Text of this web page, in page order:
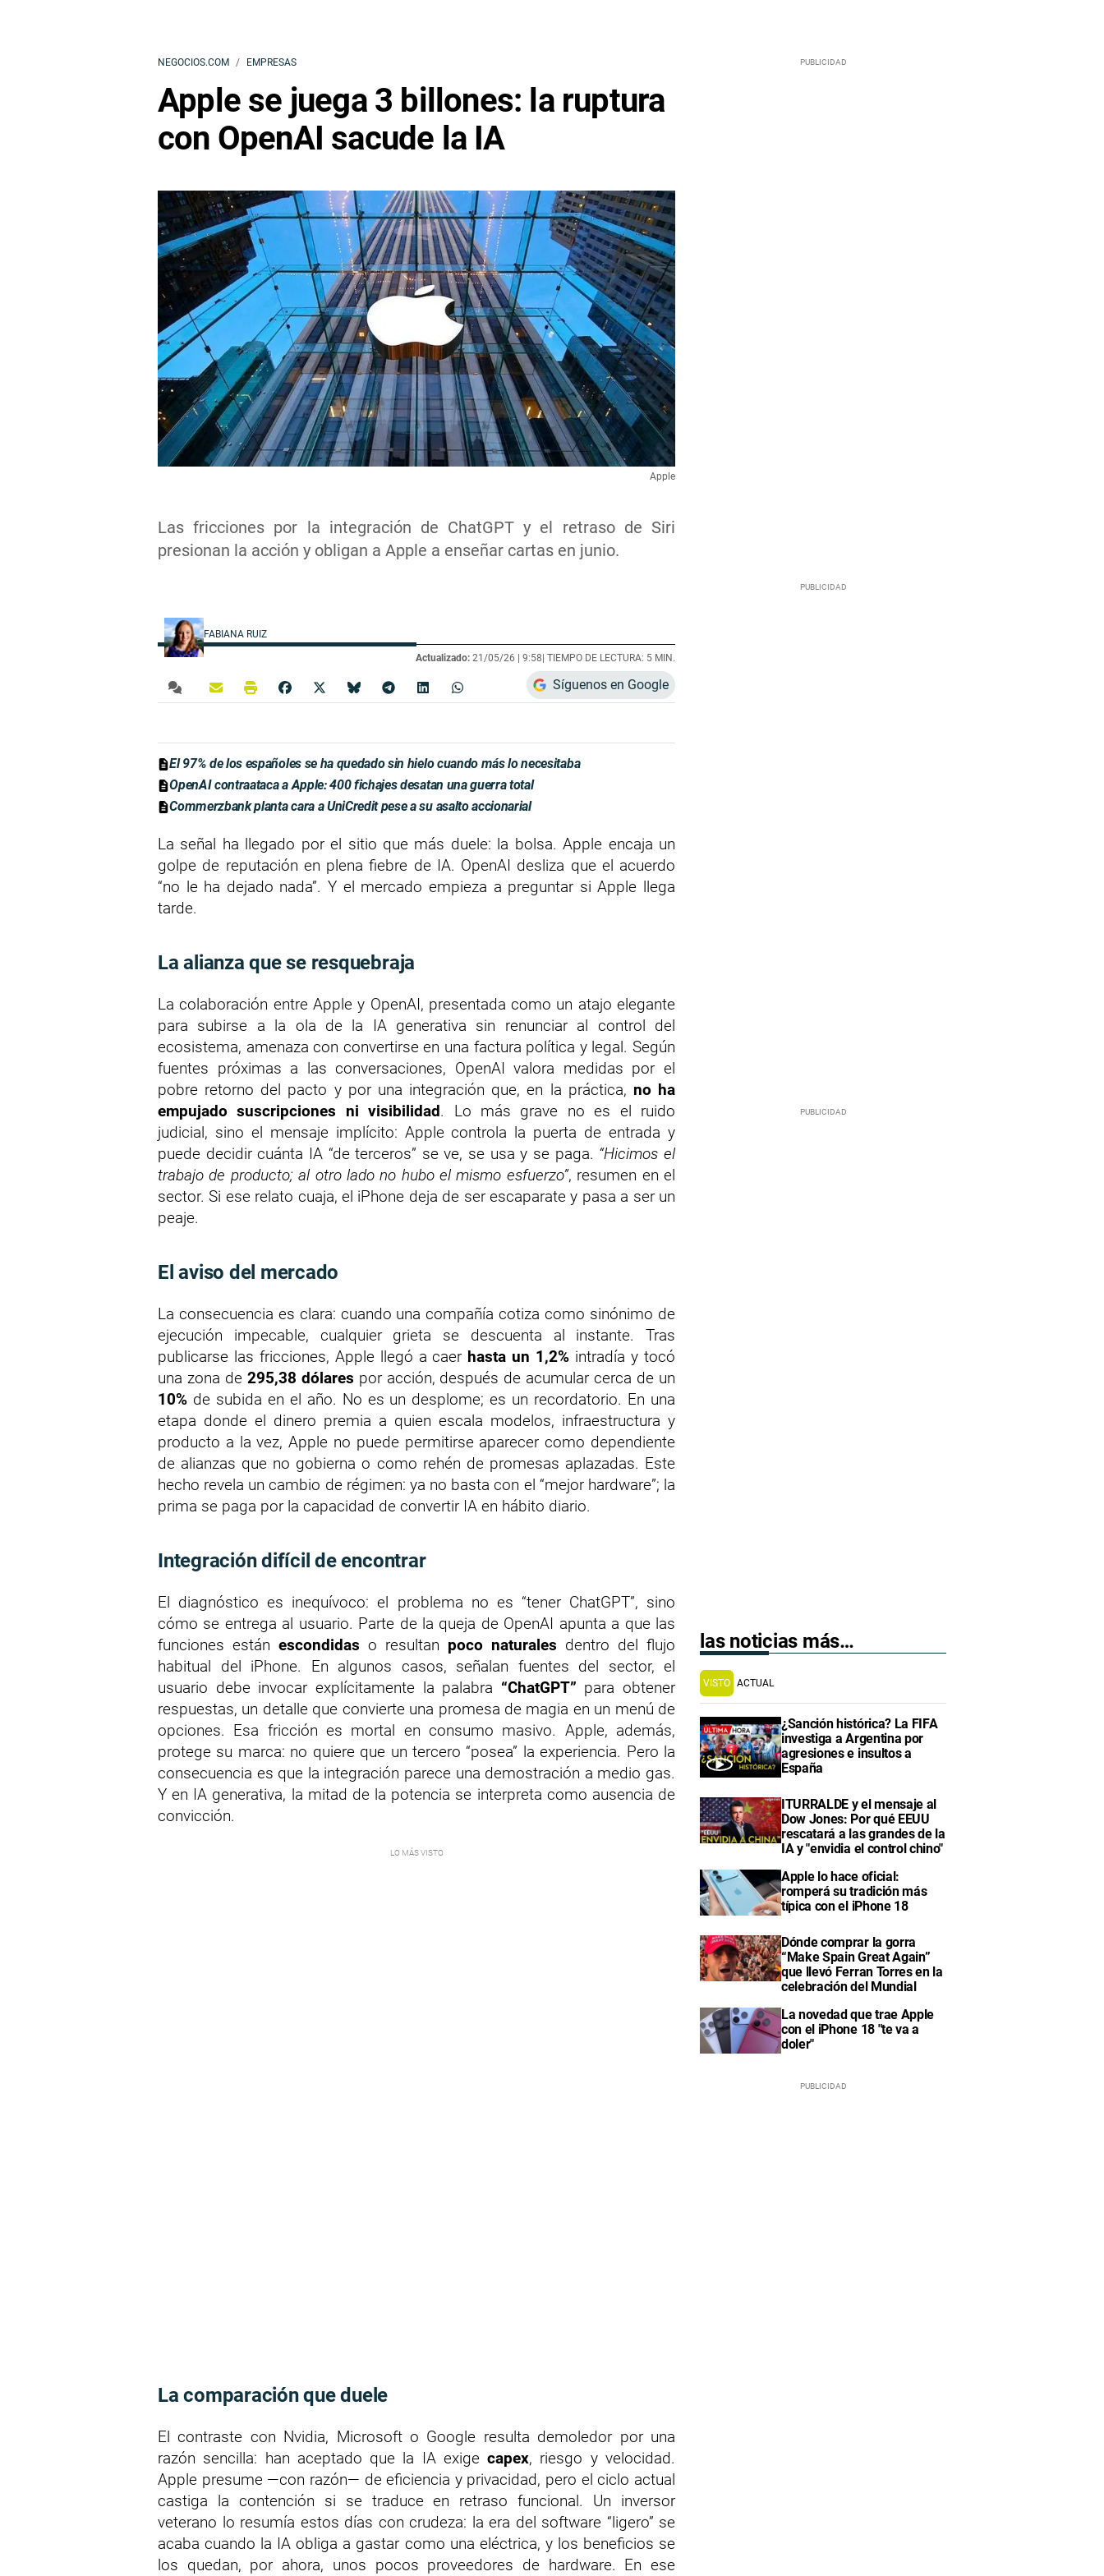
NEGOCIOS.COM EMPRESAS
Apple se juega 3 billones: la ruptura
con OpenAI sacude la IA
Las fricciones por la integración de ChatGPT y el retraso de Siri
presionan la acción y obligan a Apple a enseñar cartas en junio.
Apple
FABIANA RUIZ
Actualizado: 21/05/26 | 9:58 | TIEMPO DE LECTURA: 5 MIN.
Síguenos en Google
El 97% de los españoles se ha quedado sin hielo cuando más lo necesitaba
OpenAI contraataca a Apple: 400 fichajes desatan una guerra total
Commerzbank planta cara a UniCredit pese a su asalto accionarial
La señal ha llegado por el sitio que más duele: la bolsa. Apple encaja un
golpe de reputación en plena fiebre de IA. OpenAI desliza que el acuerdo
“no le ha dejado nada”. Y el mercado empieza a preguntar si Apple llega
tarde.
La alianza que se resquebraja
La colaboración entre Apple y OpenAI, presentada como un atajo elegante
para subirse a la ola de la IA generativa sin renunciar al control del
ecosistema, amenaza con convertirse en una factura política y legal. Según
fuentes próximas a las conversaciones, OpenAI valora medidas por el
pobre retorno del pacto y por una integración que, en la práctica, no ha
empujado suscripciones ni visibilidad. Lo más grave no es el ruido
judicial, sino el mensaje implícito: Apple controla la puerta de entrada y
puede decidir cuánta IA “de terceros” se ve, se usa y se paga. “Hicimos el
trabajo de producto; al otro lado no hubo el mismo esfuerzo”, resumen en el
sector. Si ese relato cuaja, el iPhone deja de ser escaparate y pasa a ser un
peaje.
El aviso del mercado
La consecuencia es clara: cuando una compañía cotiza como sinónimo de
ejecución impecable, cualquier grieta se descuenta al instante. Tras
publicarse las fricciones, Apple llegó a caer hasta un 1,2% intradía y tocó
una zona de 295,38 dólares por acción, después de acumular cerca de un
10% de subida en el año. No es un desplome; es un recordatorio. En una
etapa donde el dinero premia a quien escala modelos, infraestructura y
producto a la vez, Apple no puede permitirse aparecer como dependiente
de alianzas que no gobierna o como rehén de promesas aplazadas. Este
hecho revela un cambio de régimen: ya no basta con el “mejor hardware”; la
prima se paga por la capacidad de convertir IA en hábito diario.
Integración difícil de encontrar
El diagnóstico es inequívoco: el problema no es “tener ChatGPT”, sino
cómo se entrega al usuario. Parte de la queja de OpenAI apunta a que las
funciones están escondidas o resultan poco naturales dentro del flujo
habitual del iPhone. En algunos casos, señalan fuentes del sector, el
usuario debe invocar explícitamente la palabra “ChatGPT” para obtener
respuestas, un detalle que convierte una promesa de magia en un menú de
opciones. Esa fricción es mortal en consumo masivo. Apple, además,
protege su marca: no quiere que un tercero “posea” la experiencia. Pero la
consecuencia es que la integración parece una demostración a medio gas.
Y en IA generativa, la mitad de la potencia se interpreta como ausencia de
convicción.
La comparación que duele
El contraste con Nvidia, Microsoft o Google resulta demoledor por una
razón sencilla: han aceptado que la IA exigecapex, riesgo y velocidad.
Apple presume —con razón— de eficiencia y privacidad, pero el ciclo actual
castiga la contención si se traduce en retraso funcional. Un inversor
veterano lo resumía estos días con crudeza: la era del software “ligero” se
acaba cuando la IA obliga a gastar como una eléctrica, y los beneficios se
los quedan, por ahora, unos pocos proveedores de hardware. En ese
las noticias más…
VISTO ACTUAL
¿Sanción histórica? La FIFA
investiga a Argentina por
agresiones e insultos a
España
ITURRALDE y el mensaje al
Dow Jones: Por qué EEUU
rescatará a las grandes de la
IA y "envidia el control chino"
Apple lo hace oficial:
romperá su tradición más
típica con el iPhone 18
Dónde comprar la gorra
“Make Spain Great Again”
que llevó Ferran Torres en la
celebración del Mundial
La novedad que trae Apple
con el iPhone 18 "te va a
doler"